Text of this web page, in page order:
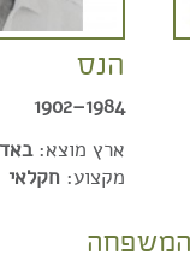
הנס
1984–1902
ארץ מוצא:
מקצוע: חקלאי
המשפחה